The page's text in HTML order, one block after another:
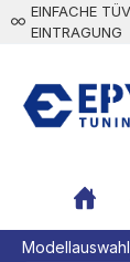
principal
EINFACHE TÜV
EINTRAGUNG
Modellauswahl